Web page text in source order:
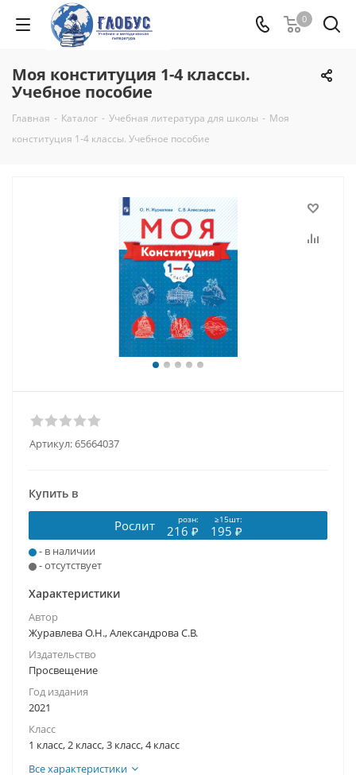
0
Моя конституция 1-4 классы.
Учебное пособие
Главная - Каталог - Учебная литература для школы - Моя
конституция 1-4 классы. Учебное пособие
Артикул:65664037
Купить в
Рослит розн: ≥15шт:
216 ₽ 195 ₽
- в наличии
- отсутствует
Характеристики
Автор
Журавлева О.Н., Александрова С.В.
Издательство
Просвещение
Год издания
2021
Класс
1 класс, 2 класс, 3 класс, 4 класс
Все характеристики